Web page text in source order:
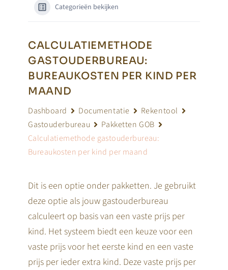
Categorieën bekijken
CALCULATIEMETHODE
GASTOUDERBUREAU:
BUREAUKOSTEN PER KIND PER
MAAND
Dashboard Documentatie
Rekentool
Gastouderbureau
Pakketten GOB
Calculatiemethode gastouderbureau:
Bureaukosten per kind per maand
Dit is een optie onder pakketten. Je gebruikt
deze optie als jouw gastouderbureau
calculeert op basis van een vaste prijs per
kind. Het systeem biedt een keuze voor een
vaste prijs voor het eerste kind en een vaste
prijs per ieder extra kind. Deze vaste prijs per